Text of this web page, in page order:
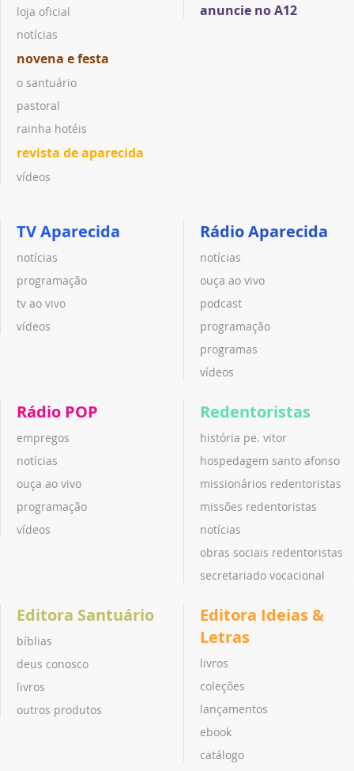
loja oficial
notícias
novena e festa
o santuário
pastoral
rainha hotéis
revista de aparecida
vídeos
anuncie no A12
TV Aparecida
notícias
programação
tv ao vivo
vídeos
Rádio Aparecida
notícias
ouça ao vivo
podcast
programação
programas
vídeos
Rádio POP
empregos
notícias
ouça ao vivo
programação
vídeos
Redentoristas
história pe. vitor
hospedagem santo afonso
missionários redentoristas
missões redentoristas
notícias
obras sociais redentoristas
secretariado vocacional
Editora Santuário
bíblias
deus conosco
livros
outros produtos
Editora Ideias &
Letras
livros
coleções
lançamentos
ebook
catálogo